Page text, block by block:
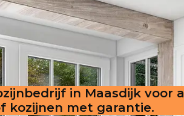
in Maasdijk voor
kozijnen met garantie.